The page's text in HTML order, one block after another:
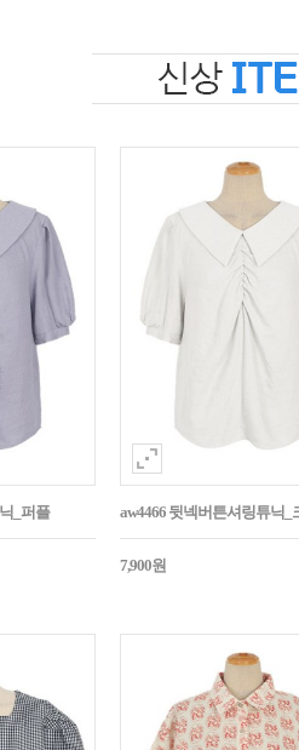
_퍼플 aw4466 뒷넥버튼셔링튜닉_
7,900원